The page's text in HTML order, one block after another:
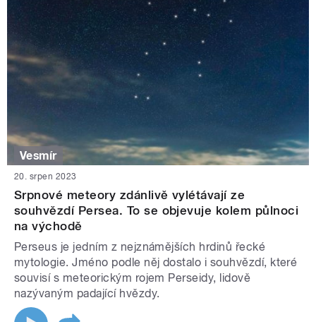
Vesmír
20. srpen 2023
Srpnové meteory zdánlivě vylétávají ze
souhvězdí Persea. To se objevuje kolem půlnoci
na východě
Perseus je jedním z nejznámějších hrdinů řecké
mytologie. Jméno podle něj dostalo i souhvězdí, které
souvisí s meteorickým rojem Perseidy, lidově
nazývaným padající hvězdy.